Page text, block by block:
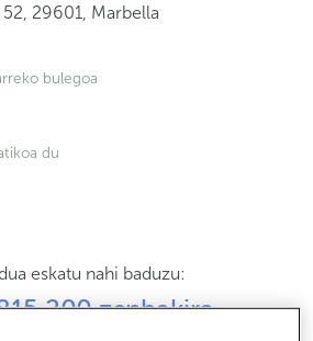
, 29601, Marbella
bulegoa
du
eskatu nahi baduzu:
200 zenbakira